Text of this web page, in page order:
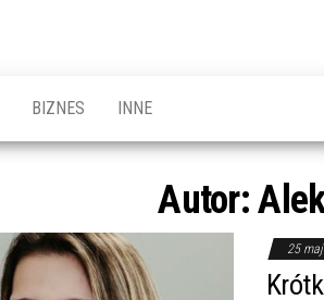
BIZNES INNE
Autor:
25